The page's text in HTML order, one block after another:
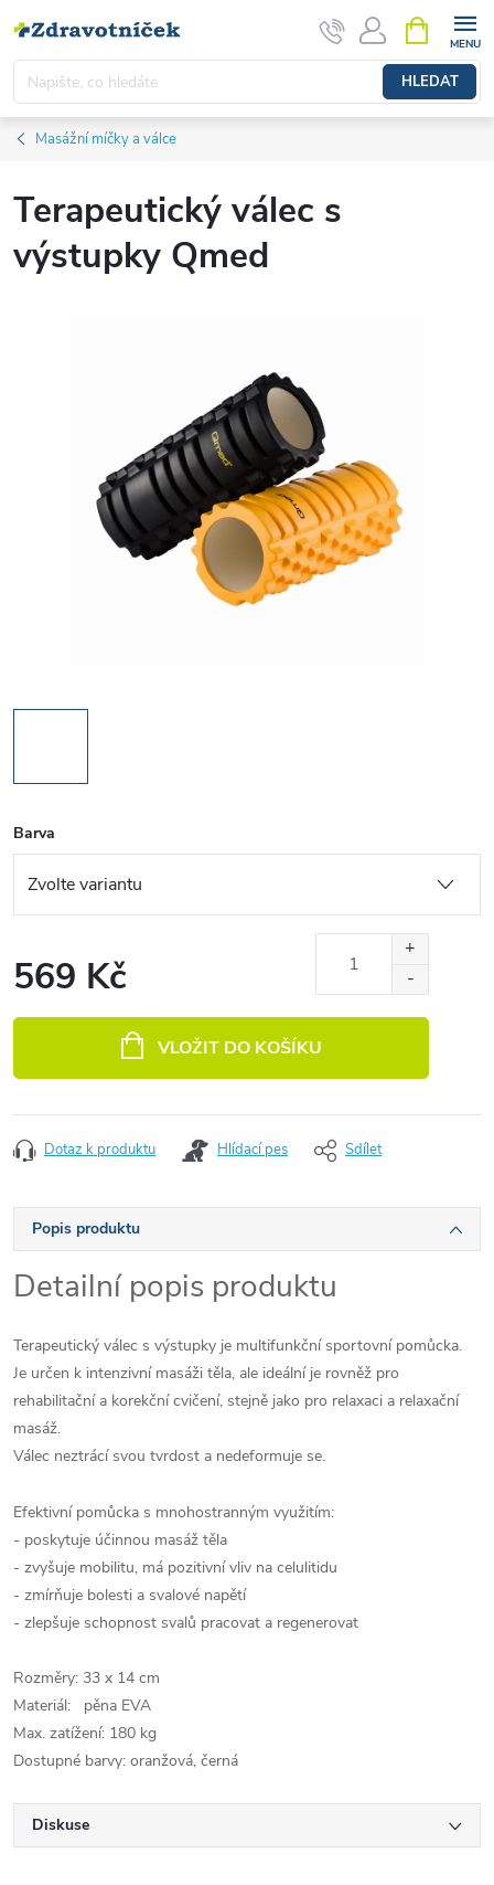
HLEDAT
Masážní míčky a válce
Terapeutický válec s
výstupky Qmed
Barva
569 Kč
VLOŽIT DO KOŠÍKU
Dotaz k produktu Hlídací pes Sdílet
Popis produktu
Detailní popis produktu
Terapeutický válec s výstupky je multifunkční sportovní pomůcka.
Je určen k intenzivní masáži těla, ale ideální je rovněž pro
rehabilitační a korekční cvičení, stejně jako pro relaxaci a relaxační
masáž.
Válec neztrácí svou tvrdost a nedeformuje se.
Efektivní pomůcka s mnohostranným využitím:
- poskytuje účinnou masáž těla
- zvyšuje mobilitu, má pozitivní vliv na celulitidu
- zmírňuje bolesti a svalové napětí
- zlepšuje schopnost svalů pracovat a regenerovat
Rozměry: 33 x 14 cm
Materiál: pěna EVA
Max. zatížení: 180 kg
Dostupné barvy: oranžová, černá
Diskuse